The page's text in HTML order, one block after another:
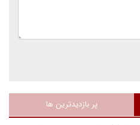
پر بازدیدترین ها